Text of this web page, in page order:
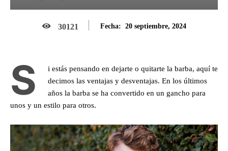
30121 Fecha: 20 septiembre, 2024
S
i estás pensando en dejarte o quitarte la barba, aquí te
decimos las ventajas y desventajas. En los últimos
años la barba se ha convertido en un gancho para
unos y un estilo para otros.